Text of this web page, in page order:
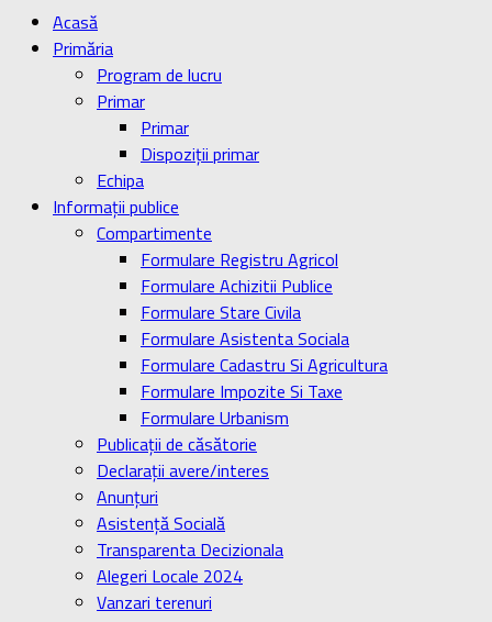
Acasă
Primăria
Program de lucru
Primar
Primar
Dispoziţii primar
Echipa
Informaţii publice
Compartimente
Formulare Registru Agricol
Formulare Achizitii Publice
Formulare Stare Civila
Formulare Asistenta Sociala
Formulare Cadastru Si Agricultura
Formulare Impozite Si Taxe
Formulare Urbanism
Publicaţii de căsătorie
Declaraţii avere/interes
Anunţuri
Asistenţă Socială
Transparenta Decizionala
Alegeri Locale 2024
Vanzari terenuri